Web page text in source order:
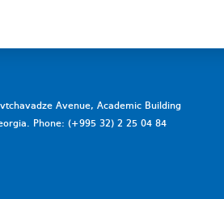
Avenue, Academic Building
Phone: (+995 32) 2 25 04 84